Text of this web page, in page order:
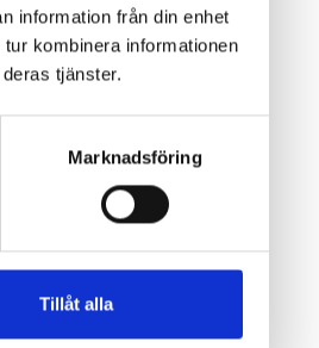
information från din enhet
kombinera informationen
tjänster.
Marknadsföring
Tillåt alla